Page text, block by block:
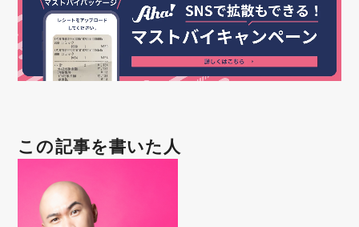
この記事を書いた人